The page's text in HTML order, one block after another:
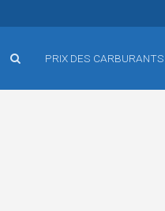
PRIX DES CARBURANTS